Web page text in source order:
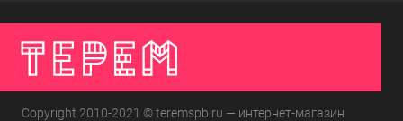
Copyright 2010-2021 © teremspb.ru — интернет-магазин